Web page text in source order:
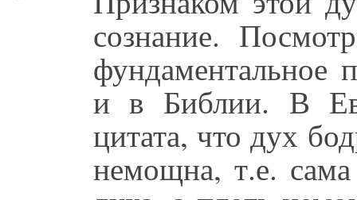
сознание.
фундаментальное
и в Библии. В
цитата, что дух
немощна, т.е. сама